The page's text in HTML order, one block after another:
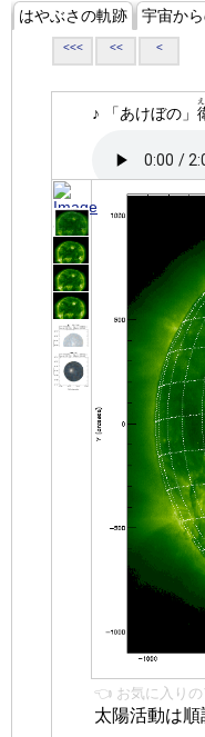
はやぶさの軌跡 宇宙か
<<< << <
♪ 「あけぼの」
👈 お気に入りの
太陽活動は順